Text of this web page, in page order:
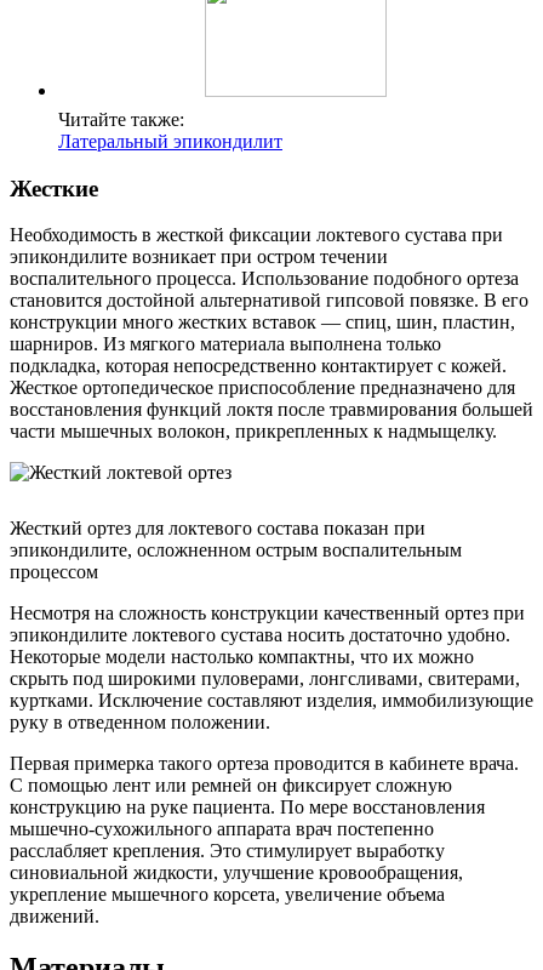
Читайте также:
Латеральный эпикондилит
Жесткие
Необходимость в жесткой фиксации локтевого сустава при
эпикондилите возникает при остром течении
воспалительного процесса. Использование подобного ортеза
становится достойной альтернативой гипсовой повязке. В его
конструкции много жестких вставок — спиц, шин, пластин,
шарниров. Из мягкого материала выполнена только
подкладка, которая непосредственно контактирует с кожей.
Жесткое ортопедическое приспособление предназначено для
восстановления функций локтя после травмирования большей
части мышечных волокон, прикрепленных к надмыщелку.
Жесткий ортез для локтевого состава показан при
эпикондилите, осложненном острым воспалительным
процессом
Несмотря на сложность конструкции качественный ортез при
эпикондилите локтевого сустава носить достаточно удобно.
Некоторые модели настолько компактны, что их можно
скрыть под широкими пуловерами, лонгсливами, свитерами,
куртками. Исключение составляют изделия, иммобилизующие
руку в отведенном положении.
Первая примерка такого ортеза проводится в кабинете врача.
С помощью лент или ремней он фиксирует сложную
конструкцию на руке пациента. По мере восстановления
мышечно-сухожильного аппарата врач постепенно
расслабляет крепления. Это стимулирует выработку
синовиальной жидкости, улучшение кровообращения,
укрепление мышечного корсета, увеличение объема
движений.